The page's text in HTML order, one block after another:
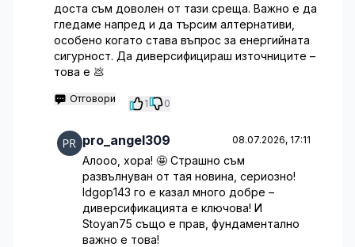
доста съм доволен от тази среща. Важно е да
гледаме напред и да търсим алтернативи,
особено когато става въпрос за енергийната
сигурност. Да диверсифицираш източниците –
това е 💩
Отговори 1 0
pro_angel309 08.07.2026, 17:11
Алооо, хора! 🤩 Страшно съм
развълнуван от тая новина, сериозно!
ldgop143 го е казал много добре –
диверсификацията е ключова! И
Stoyan75 също е прав, фундаментално
важно е това!